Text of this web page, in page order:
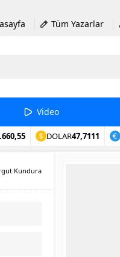
Tüm Yazarlar
Video
DOLAR47,7111
Kundura